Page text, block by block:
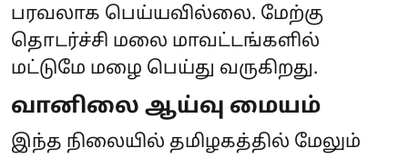
பரவலாக பெய்யவில்லை. மேற்கு
தொடர்ச்சி மலை மாவட்டங்களில்
மட்டுமே மழை பெய்து வருகிறது.
வானிலை ஆய்வு மையம்
இந்த நிலையில் தமிழகத்தில் மேலும்